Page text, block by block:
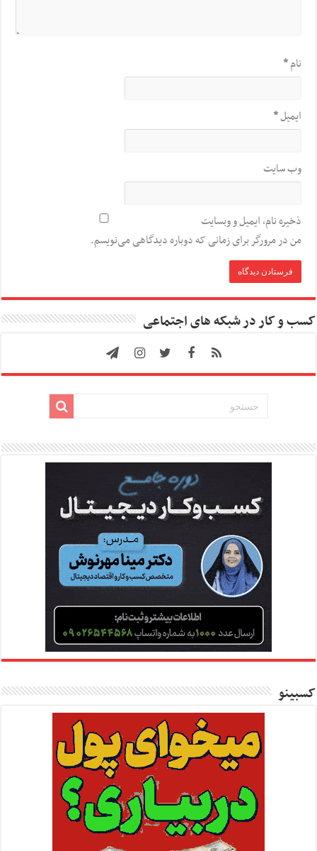
نام*
ایمیل*
وب‌ سایت
ذخیره نام، ایمیل و وبسایت
من در مرورگر برای زمانی که دوباره دیدگاهی می‌نویسم.
کسب و کار در شبکه های اجتماعی
کسبینو